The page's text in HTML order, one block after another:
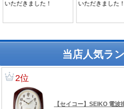
当店人気ラ